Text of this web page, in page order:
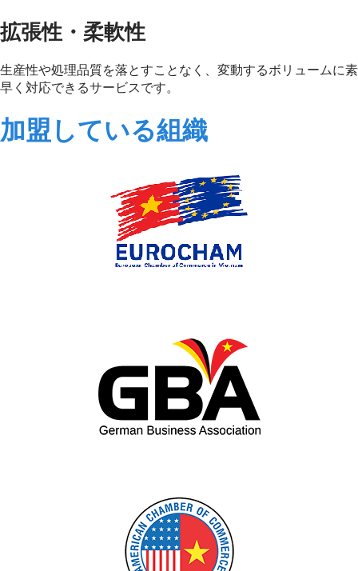
拡張性・柔軟性
生産性や処理品質を落とすことなく、変動するボリュームに素
早く対応できるサービスです。
加盟している組織